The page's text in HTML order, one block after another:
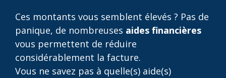
Ces montants vous semblent élevés ? Pas de
panique, de nombreuses aides financières
vous permettent de réduire
considérablement la facture.
Vous ne savez pas à quelle(s) aide(s)